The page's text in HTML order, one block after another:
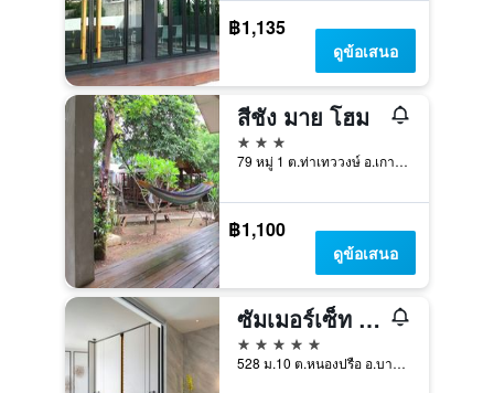
฿1,135
ดูข้อเสนอ
สีชัง มาย โฮม
3 ดาว
79 หมู่ 1 ต.ท่าเทววงษ์ อ.เกาะสีชัง, ชลบุรี, ประเทศไทย
฿1,100
ดูข้อเสนอ
ซัมเมอร์เซ็ท พัทยา
5 ดาว
528 ม.10 ต.หนองปรือ อ.บางละมุง, ชลบุรี, ประเทศไทย